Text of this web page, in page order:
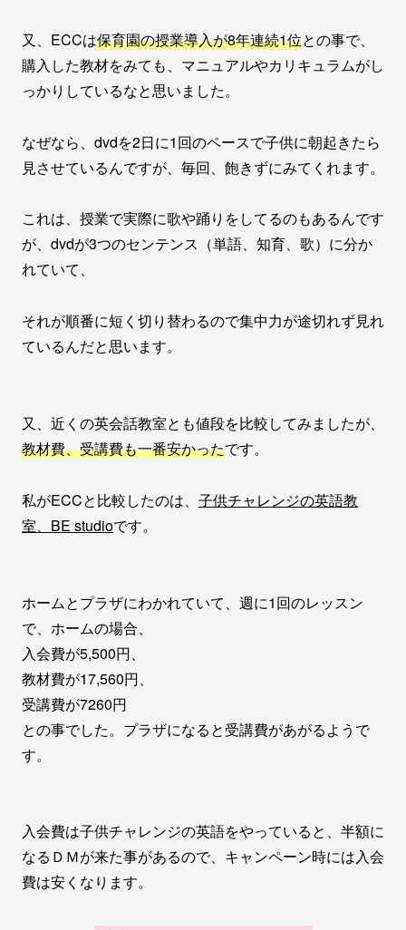
又、ECCは保育園の授業導入が8年連続1位との事で、
購入した教材をみても、マニュアルやカリキュラムがし
っかりしているなと思いました。
なぜなら、dvdを2日に1回のペースで子供に朝起きたら
見させているんですが、毎回、飽きずにみてくれます。
これは、授業で実際に歌や踊りをしてるのもあるんです
が、dvdが3つのセンテンス（単語、知育、歌）に分か
れていて、
それが順番に短く切り替わるので集中力が途切れず見れ
ているんだと思います。
又、近くの英会話教室とも値段を比較してみましたが、
教材費、受講費も一番安かったです。
私がECCと比較したのは、 子供チャレンジの英語教
室、BE studioです。
ホームとプラザにわかれていて、週に1回のレッスン
で、ホームの場合、
入会費が5,500円、
教材費が17,560円、
受講費が7260円
との事でした。プラザになると受講費があがるようで
す。
入会費は子供チャレンジの英語をやっていると、半額に
なるＤＭが来た事があるので、キャンペーン時には入会
費は安くなります。